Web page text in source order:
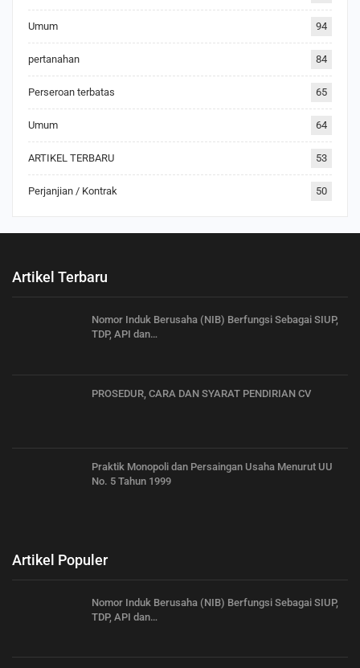
Umum 94
pertanahan 84
Perseroan terbatas 65
Umum 64
ARTIKEL TERBARU 53
Perjanjian / Kontrak 50
Artikel Terbaru
Nomor Induk Berusaha (NIB) Berfungsi Sebagai SIUP,
TDP, API dan…
PROSEDUR, CARA DAN SYARAT PENDIRIAN CV
Praktik Monopoli dan Persaingan Usaha Menurut UU
No. 5 Tahun 1999
Artikel Populer
Nomor Induk Berusaha (NIB) Berfungsi Sebagai SIUP,
TDP, API dan…